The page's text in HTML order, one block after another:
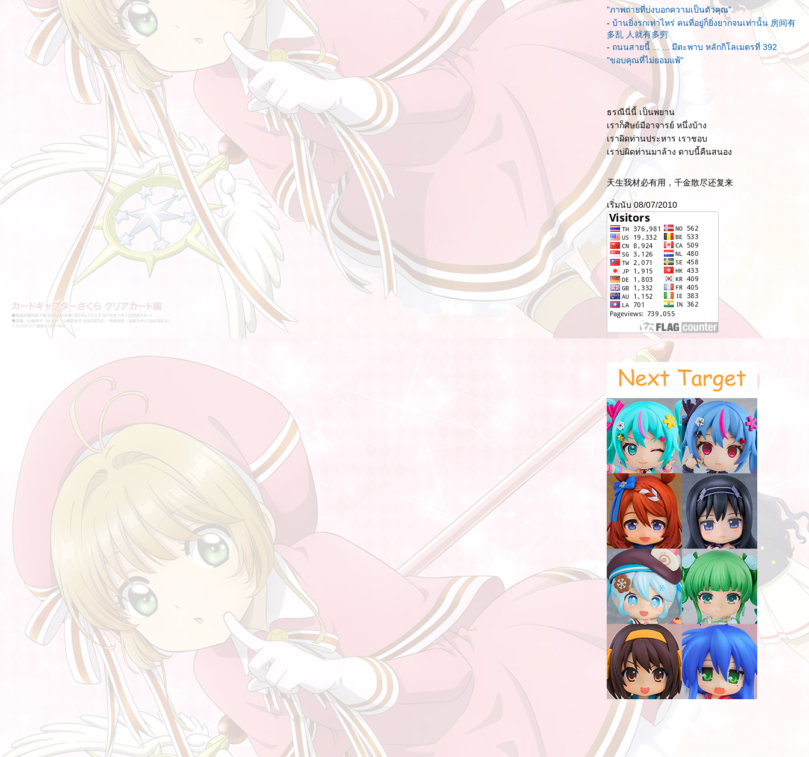
ตำราเรียนเด็กประถมจีน เล่มนี้น่าสนใจ
คุณต้องยืนหยัด 你要坚实
นกกระจอก 麻雀
เรียนรู้จากภาพภาพเดียว
好 ที่แปลว่า ดี และไม่ได้แปลว่าดี
ABC และชื่อสมมติ ในภาษาจีน
รู้สึกอยากร้องไห้มากที่สุด 最感到想流泪
ว่าด้วยเรื่องตัวเลขในจีน
ข้อคิดจากคดีของหูซินหยู
ความเหมือนกันของสื่อไทย - จีน
หาก...... 如果...... และความคิดอันแหลมคมของ
Quote คำพูดแสดงความเป็นประเทศจีน
2 เรื่องเล่าโควิด ในจีน
คำศัพท์เกี่ยวกับการล็อคดาวน์
Quote คำพูดจากภาวะวิกฤตโรคระบาดในจีน
เปิดโลกประเทศจีนจากทวิตเตอร์
ไม่เป็นไร 没事的。
เป่ายิ้งฉุบ 石头剪刀布
สั่งอาหารในจีน II
สั่งอาหารในจีน
คนที่มีความสุข 有福气的人
ซื้อของในห้างที่จีน
上 ในความหมายอื่น
หนังสือเรียนชั้นประถมของจีน
从现在开始 ตั้งแต่นี้เป็นต้นไป
สอนภาษาไทยให้คนจีน II
ความสุขสูงสุดในชีวิตคือ 人生最幸福的是
三个儿子 เด็กสามคน
สู้ๆ 加油！
สอนภาษาไทยให้คนจีน
พระนามในหลวงรัชกาลที่ 10 (ภาษาจีน)
เรียนรู้จากฤดูที่แตกต่าง
เรียนรู้ศัพท์ใหม่จากโปรแกรมพิมพ์ภาษาจีน
生日礼物 ของขวัญวันเกิด (ตลกร้าย)
คำที่ได้ยินบ่อยๆ ในออฟฟิศ
พูดเรื่องดวงดาว
不生气 ไม่โกรธ
"ภาพถ่ายที่บ่งบอกความเป็นตัวคุณ"
- บ้านยิ่งรกเท่าไหร่ คนที่อยู่ก็ยิ่งยากจนเท่านั้น 房间有
多乱 人就有多穷
- ถนนสายนี้ ... ... มีตะพาบ หลักกิโลเมตรที่ 392
"ขอบคุณที่ไม่ยอมแพ้"
ธรณีนี่นี้ เป็นพยาน
เราก็ศิษย์มีอาจารย์ หนึ่งบ้าง
เราผิดท่านประหาร เราชอบ
เราบ่ผิดท่านมาล้าง ดาบนี้คืนสนอง
天生我材必有用，千金散尽还复来
เริ่มนับ 08/07/2010